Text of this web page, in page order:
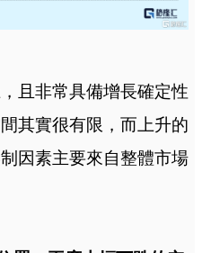
且非常具備增長確定性
其實很有限，而上升的
因素主要來自整體市場